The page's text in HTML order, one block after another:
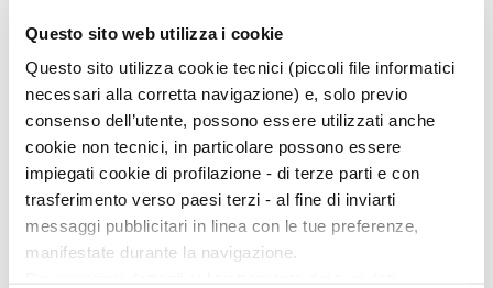
Questo sito web utilizza i cookie
Questo sito utilizza cookie tecnici (piccoli file informatici
necessari alla corretta navigazione) e, solo previo
consenso dell’utente, possono essere utilizzati anche
cookie non tecnici, in particolare possono essere
impiegati cookie di profilazione - di terze parti e con
trasferimento verso paesi terzi - al fine di inviarti
messaggi pubblicitari in linea con le tue preferenze,
manifestate durante la navigazione.
Ciclo di conferenze